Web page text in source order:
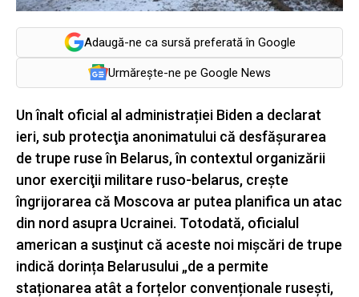
Adaugă-ne ca sursă preferată în Google
Urmărește-ne pe Google News
Un înalt oficial al administrației Biden a declarat
ieri, sub protecţia anonimatului că desfășurarea
de trupe ruse în Belarus, în contextul organizării
unor exerciţii militare ruso-belarus, creşte
îngrijorarea că Moscova ar putea planifica un atac
din nord asupra Ucrainei. Totodată, oficialul
american a susţinut că aceste noi mişcări de trupe
indică dorința Belarusului „de a permite
staționarea atât a forțelor convenționale rusești,